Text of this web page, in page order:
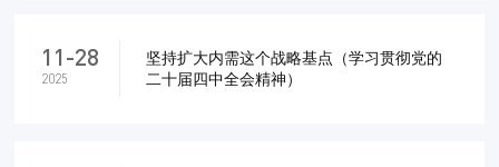
11-28
2025
坚持扩大内需这个战略基点（学习贯彻党的
二十届四中全会精神）